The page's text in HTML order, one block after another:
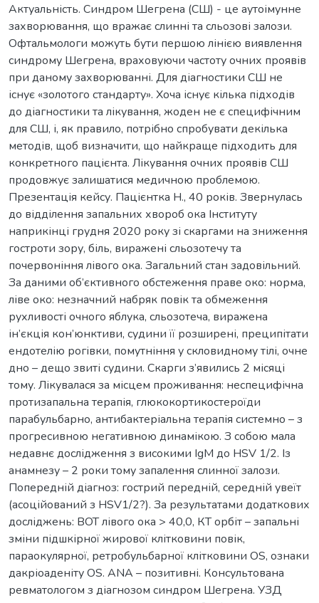
Актуальність. Синдром Шегрена (СШ) - це аутоімунне
захворювання, що вражає слинні та сльозові залози.
Офтальмологи можуть бути першою лінією виявлення
синдрому Шегрена, враховуючи частоту очних проявів
при даному захворюванні. Для діагностики СШ не
існує «золотого стандарту». Хоча існує кілька підходів
до діагностики та лікування, жоден не є специфічним
для СШ, і, як правило, потрібно спробувати декілька
методів, щоб визначити, що найкраще підходить для
конкретного пацієнта. Лікування очних проявів СШ
продовжує залишатися медичною проблемою.
Презентація кейсу. Пацієнтка Н., 40 років. Звернулась
до відділення запальних хвороб ока Інституту
наприкінці грудня 2020 року зі скаргами на зниження
гостроти зору, біль, виражені сльозотечу та
почервоніння лівого ока. Загальний стан задовільний.
За даними об’єктивного обстеження праве око: норма,
ліве око: незначний набряк повік та обмеження
рухливості очного яблука, сльозотеча, виражена
ін’єкція кон’юнктиви, судини її розширені, преципітати
ендотелію рогівки, помутніння у скловидному тілі, очне
дно – дещо звиті судини. Скарги з’явились 2 місяці
тому. Лікувалася за місцем проживання: неспецифічна
протизапальна терапія, глюкокортикостероїди
парабульбарно, антибактеріальна терапія системно – з
прогресивною негативною динамікою. З собою мала
недавнє дослідження з високими IgM до HSV 1/2. Із
анамнезу – 2 роки тому запалення слинної залози.
Попередній діагноз: гострий передній, середній увеїт
(асоційований з HSV1/2?). За результатами додаткових
досліджень: ВОТ лівого ока > 40,0, КТ орбіт – запальні
зміни підшкірної жирової клітковини повік,
параокулярної, ретробульбарної клітковини OS, ознаки
дакріоаденіту OS. ANA – позитивні. Консультована
ревматологом з діагнозом синдром Шегрена. УЗД